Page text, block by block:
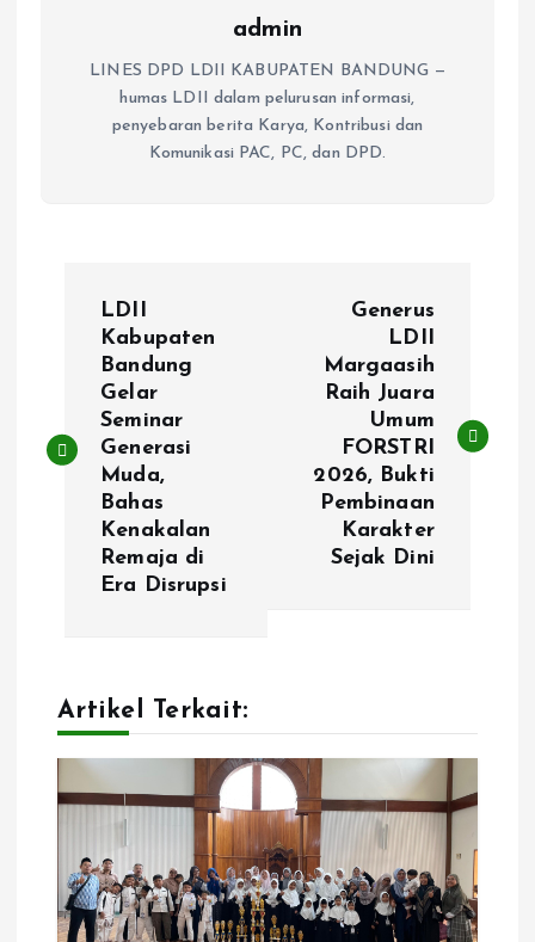
admin
LINES DPD LDII KABUPATEN BANDUNG —
humas LDII dalam pelurusan informasi,
penyebaran berita Karya, Kontribusi dan
Komunikasi PAC, PC, dan DPD.
t
g
a
LDII
Kabupaten
Bandung
Gelar
Seminar
Generasi
Muda,
Bahas
Kenakalan
Remaja di
Era Disrupsi
Generus
LDII
Margaasih
Raih Juara
Umum
FORSTRI
2026, Bukti
Pembinaan
Karakter
Sejak Dini
Artikel Terkait: